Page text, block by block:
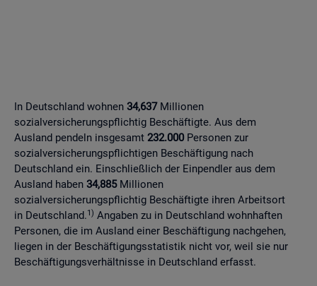
In Deutschland wohnen 34,637Millionen
sozialversicherungspflichtig Beschäftigte. Aus dem
Ausland pendeln insgesamt 232.000Personen zur
sozialversicherungspflichtigen Beschäftigung nach
Deutschland ein. Einschließlich der Einpendler aus dem
Ausland haben 34,885Millionen
sozialversicherungspflichtig Beschäftigte ihren Arbeitsort
in Deutschland.1) Angaben zu in Deutschland wohnhaften
Personen, die im Ausland einer Beschäftigung nachgehen,
liegen in der Beschäftigungsstatistik nicht vor, weil sie nur
Beschäftigungsverhältnisse in Deutschland erfasst.